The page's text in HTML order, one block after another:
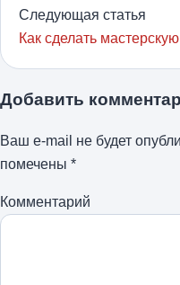
Следующая статья
Как сделать
Добавить
Ваш e-mail не будет
помечены *
Комментарий